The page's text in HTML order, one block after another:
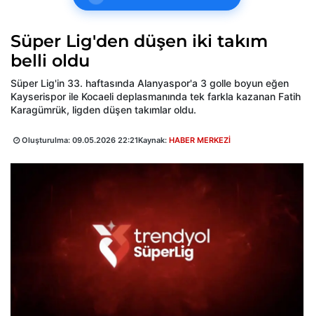
Süper Lig'den düşen iki takım
belli oldu
Süper Lig'in 33. haftasında Alanyaspor'a 3 golle boyun eğen
Kayserispor ile Kocaeli deplasmanında tek farkla kazanan Fatih
Karagümrük, ligden düşen takımlar oldu.
Oluşturulma: 09.05.2026 22:21Kaynak: HABER MERKEZİ